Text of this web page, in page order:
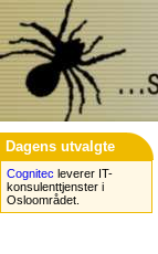
Dagens utvalgte
Cognitec leverer IT-
konsulenttjenster i
Osloområdet.